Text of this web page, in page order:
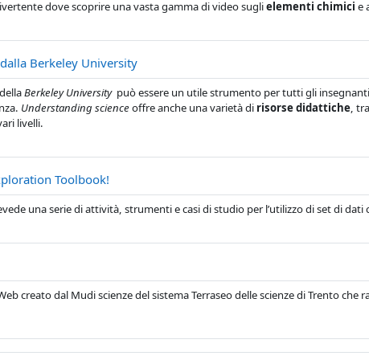
dove scoprire una vasta gamma di video suglielementi chimici e
Berkeley UniversityURL
Berkeley Universitypuò essere un utile strumento per tutti gli insegnanti
Understanding science offre anche una varietà di risorse didattiche,
livelli.
Toolbook!
una serie di attività, strumenti e casi di studio per l’utilizzo di set di dati
creato dal Mudi scienze del sistema Terraseo delle scienze di Trento